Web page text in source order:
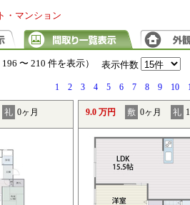
・マンション
〜 210 件を表示） 表示件数
1 2 3 4 5 6 7 8 9 10
礼 0ヶ月 9.0 万円 敷 0ヶ月 礼